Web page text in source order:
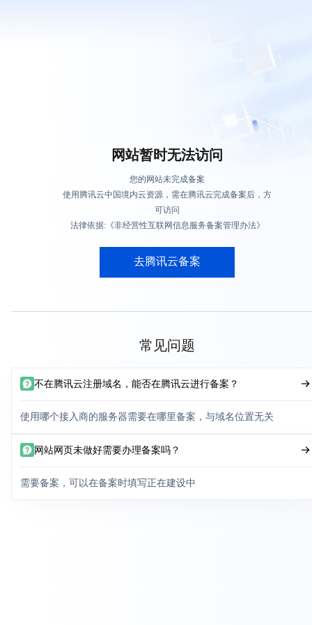
网站暂时无法访问
您的网站未完成备案
使用腾讯云中国境内云资源，需在腾讯云完成备案后，方
可访问
法律依据:《非经营性互联网信息服务备案管理办法》
去腾讯云备案
常见问题
不在腾讯云注册域名，能否在腾讯云进行备案？
使用哪个接入商的服务器需要在哪里备案，与域名位置无关
网站网页未做好需要办理备案吗？
需要备案，可以在备案时填写正在建设中